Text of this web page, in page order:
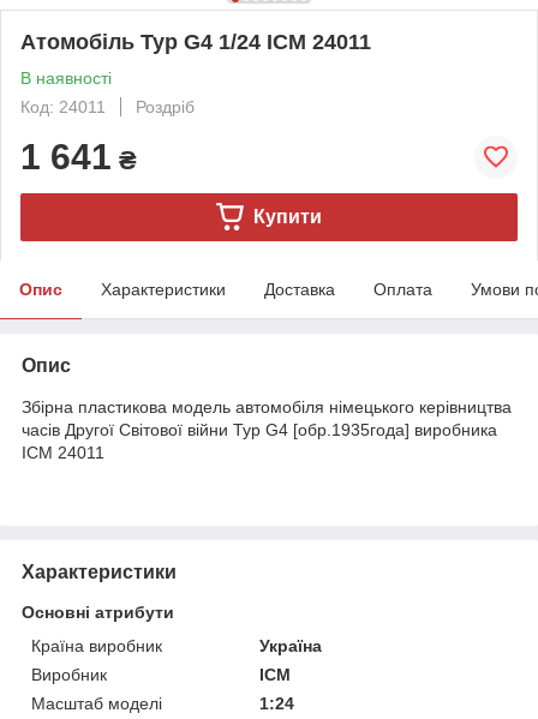
Атомобіль Typ G4 1/24 ICM 24011
В наявності
Код: 24011
Роздріб
1 641 ₴
Купити
Опис Характеристики Доставка Оплата Умови
Опис
Збірна пластикова модель автомобіля німецького керівництва
часів Другої Світової війни Typ G4 [обр.1935года] виробника
ICM 24011
Характеристики
Основні атрибути
Країна виробник
Україна
Виробник
ICM
Масштаб моделі
1:24